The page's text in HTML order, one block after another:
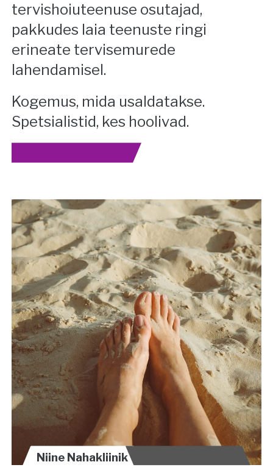
tervishoiuteenuse osutajad,
pakkudes laia teenuste ringi
erineate tervisemurede
lahendamisel.
Kogemus, mida usaldatakse.
Spetsialistid, kes hoolivad.
Niine Nahakliinik